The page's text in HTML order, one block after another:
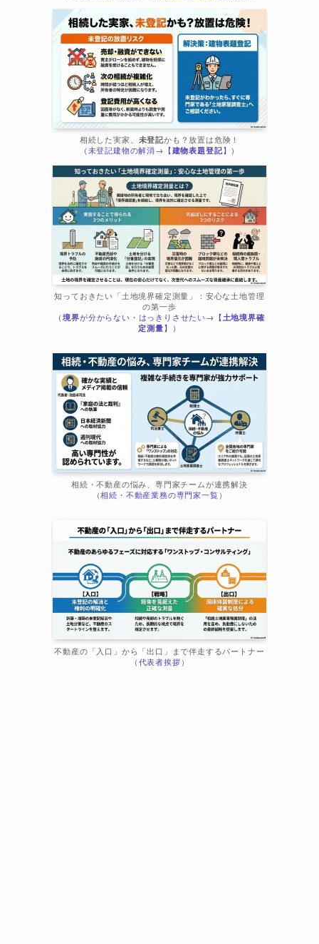
相続した実家、 未登記かも？放置は危険！
（未登記建物の解消→【建物表題登記】）
知っておきたい「土地境界確定測量」：安心な土地管理
の第一歩
（境界が分からない・はっきりさせたい→【土地境界確
定測量】）
相続・不動産の悩み、専門家チームが連携解決
（相続・不動産業務の専門家一覧）
不動産の「入口」から「出口」まで伴走するパートナー
（代表者挨拶）